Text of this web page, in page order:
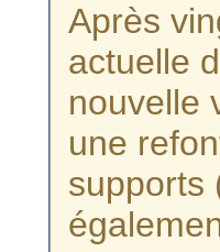
Après
actuelle
nouvelle
une
supports